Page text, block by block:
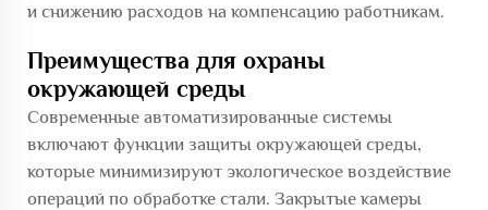
и снижению расходов на компенсацию работникам.
Преимущества для охраны
окружающей среды
Современные автоматизированные системы
включают функции защиты окружающей среды,
которые минимизируют экологическое воздействие
операций по обработке стали. Закрытые камеры